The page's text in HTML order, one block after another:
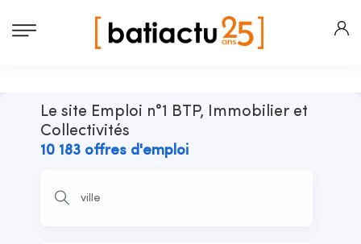
Le site Emploi n°1 BTP, Immobilier et
Collectivités
10 183 offres d'emploi